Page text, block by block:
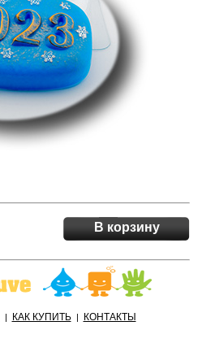
В корзину
| КАК КУПИТЬ | КОНТАКТЫ